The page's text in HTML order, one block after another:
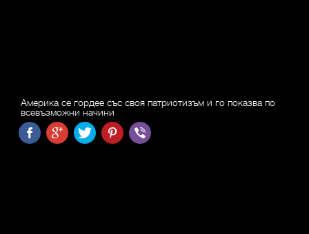
Америка се гордее със своя патриотизъм и го показва по
всевъзможни начини